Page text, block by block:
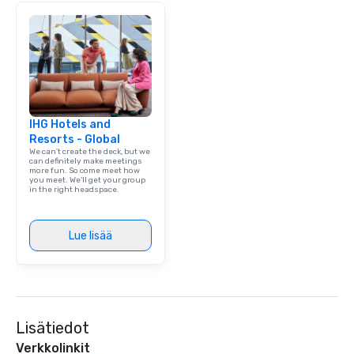
IHG Hotels and
Resorts - Global
We can't create the deck, but we
can definitely make meetings
more fun. So come meet how
you meet. We'll get your group
in the right headspace.
Lue lisää
Lisätiedot
Verkkolinkit